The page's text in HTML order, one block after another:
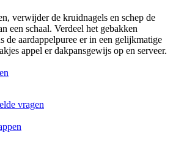
verwijder de kruidnagels en schep de
een schaal. Verdeel het gebakken
de aardappelpuree er in een gelijkmatige
appel er dakpansgewijs op en serveer.
vragen